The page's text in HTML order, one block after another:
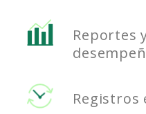
Reportes
Registros